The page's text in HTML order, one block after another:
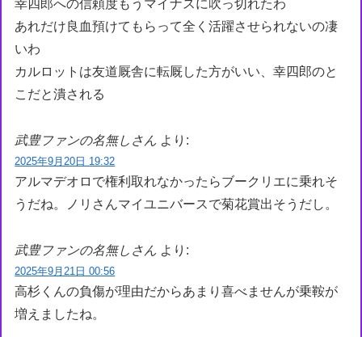
幸四郎への信頼度もうマイナスに吹っ切れたわ
あれだけ良血預けてもらって全く活躍させられないの凄
いわ
カルロットは友道厩舎に転厩した方がいい、幸四郎のと
こだと潰される
武豊ファンの名無しさん より:
2025年9月20日 19:32
アルマデオロで権利取れなかったらブークリエに乗れそ
うだね。ノリさんマイユニバースで菊花賞出そうだし。
武豊ファンの名無しさん より:
2025年9月21日 00:56
高杉くんの負傷が理由だからあまり喜べませんが乗鞍が
増えましたね。